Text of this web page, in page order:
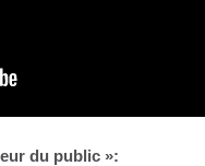
du public »: